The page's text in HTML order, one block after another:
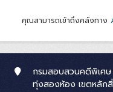
คุณสามารถเข้าถึงคลังทาง
กรมสอบสวนคดีพิเศ
ทุ่งสองห้อง เขตหลัก